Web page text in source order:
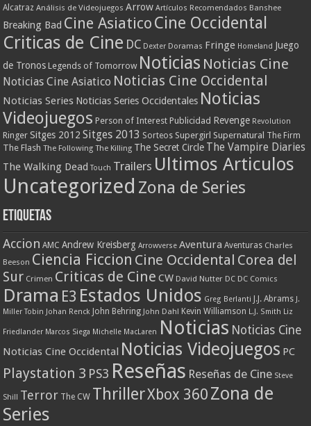
Alcatraz Análisis de Videojuegos Arrow Artículos Recomendados Banshee
Breaking Bad Cine AsiaticoCine Occidental
Criticas de Cine DC Dexter Doramas Fringe Homeland Juego
de Tronos Legends of Tomorrow Noticias Noticias Cine
Noticias Cine Asiatico Noticias Cine Occidental
Noticias Series Noticias Series Occidentales Noticias
Videojuegos Person of Interest Publicidad Revenge Revolution
Ringer Sitges 2012 Sitges 2013 Sorteos Supergirl Supernatural The Firm
The Flash The Following The Killing The Secret Circle The Vampire Diaries
The Walking Dead Touch Trailers Ultimos Articulos
Uncategorized Zona de Series
Etiquetas
Accion AMC Andrew Kreisberg Arrowverse Aventura Aventuras Charles
Beeson Ciencia Ficcion Cine Occidental Corea del
Sur Crimen Criticas de Cine CW David Nutter DC DC Comics
Drama E3 Estados Unidos Greg Berlanti J.J. Abrams J.
Miller Tobin
Johan Renck John Behring John Dahl Kevin Williamson L.J. Smith Liz
Friedlander Marcos Siega Michelle MacLaren Noticias Noticias Cine
Noticias Cine Occidental Noticias Videojuegos PC
Playstation 3 PS3 Reseñas Reseñas de Cine Steve
Shill Terror The CW ThrillerXbox 360 Zona de
Series